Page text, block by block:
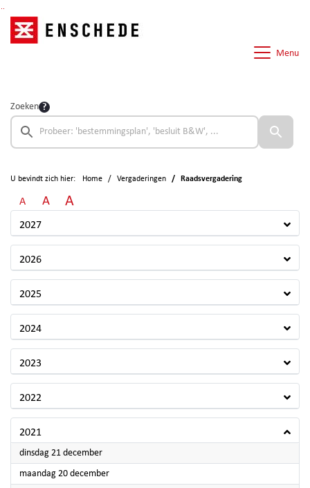
Menu
Zoeken
U bevindt zich hier: Home Vergaderingen Raadsvergadering
A A A
2027
2026
2025
2024
2023
2022
2021
dinsdag 21 december2021
maandag 20 december2021